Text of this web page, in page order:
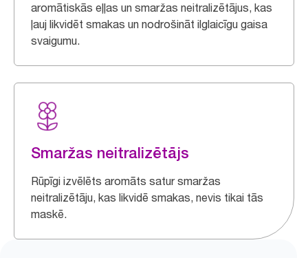
aromātiskās eļļas un smaržas neitralizētājus, kas
ļauj likvidēt smakas un nodrošināt ilglaicīgu gaisa
svaigumu.
Smaržas neitralizētājs
Rūpīgi izvēlēts aromāts satur smaržas
neitralizētāju, kas likvidē smakas, nevis tikai tās
maskē.